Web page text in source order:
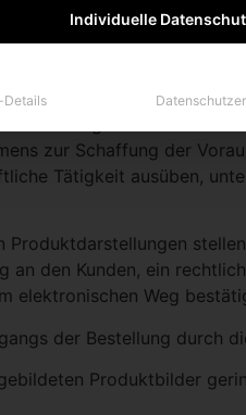
KG,
gemäß
ihrer gewerblichen
zur Schaffung der
Tätigkeit ausüben,
Produktdarstellungen
den Kunden, ein
elektronischen Weg
der Bestellung durch
Produktbilder
Individuelle
Details